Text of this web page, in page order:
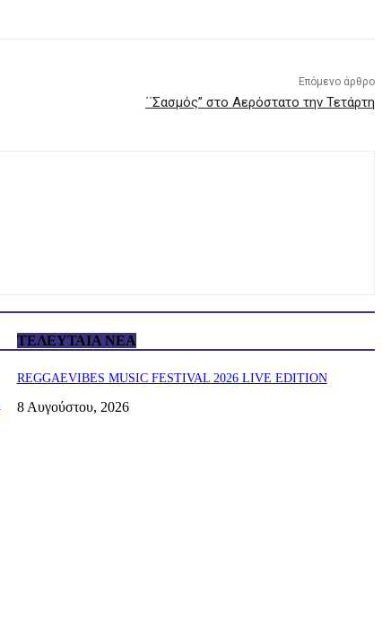
Επόμενο άρθρο
΄΄Σασμός” στο Αερόστατο την Τετάρτη
ΤΕΛΕΥΤΑΊΑ ΝΈΑ
REGGAEVIBES MUSIC FESTIVAL 2026 LIVE EDITION
8 Αυγούστου, 2026